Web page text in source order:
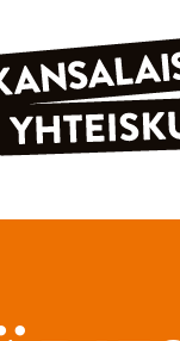
sisältöön